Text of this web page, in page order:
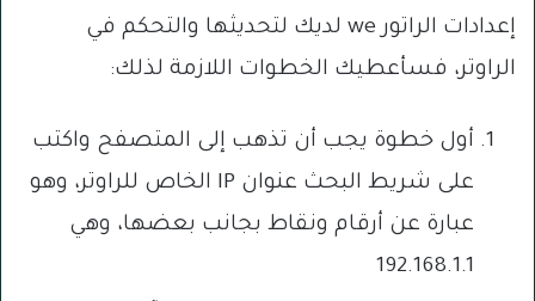
إعدادات الراتور we لديك لتحديثها والتحكم في
الراوتر، فسأعطيك الخطوات اللازمة لذلك:
أول خطوة يجب أن تذهب إلى المتصفح واكتب
على شريط البحث عنوان IP الخاص للراوتر، وهو
عبارة عن أرقام ونقاط بجانب بعضها، وهي
192.168.1.1